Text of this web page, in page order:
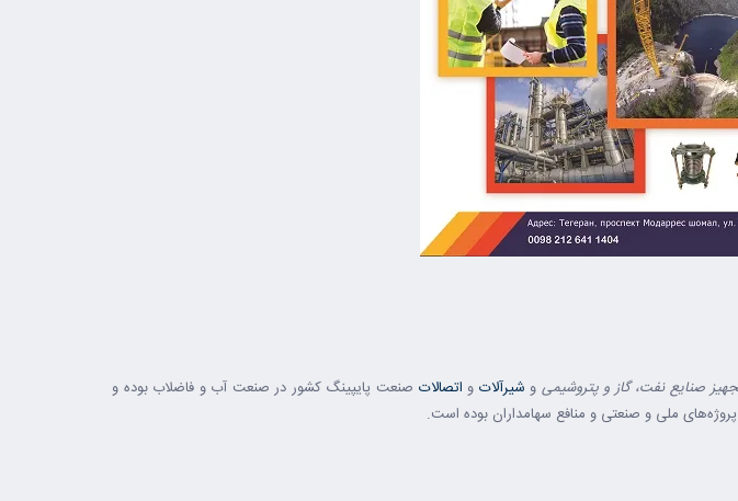
صنایع نفت، گاز و پتروشیمی و شیرآلات و اتصالات صنعت پایپینگ کشور در صنعت آب و فاضلاب بوده و
ملی و صنعتی و منافع سهامداران بوده است.